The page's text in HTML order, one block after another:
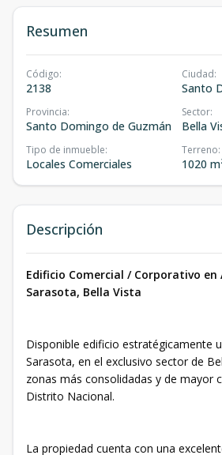
Resumen
Código:
2138
Ciudad:
Santo
Provincia:
Santo Domingo de Guzmán
Sector:
Bella
Tipo de inmueble:
Locales Comerciales
Terreno:
1020
Descripción
Edificio Comercial / Corporativo en
Sarasota, Bella Vista
Disponible edificio estratégicamente
Sarasota, en el exclusivo sector de
zonas más consolidadas y de mayor
Distrito Nacional.
La propiedad cuenta con una